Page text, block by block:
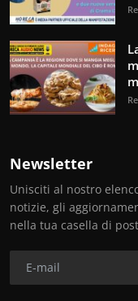
Newsletter
Unisciti al nostro
notizie, gli
nella tua casella di